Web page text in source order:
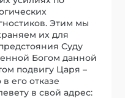
Этим мы
их для
Суду
Богом данной
подвигу Царя –
его отказе
в свой адрес: